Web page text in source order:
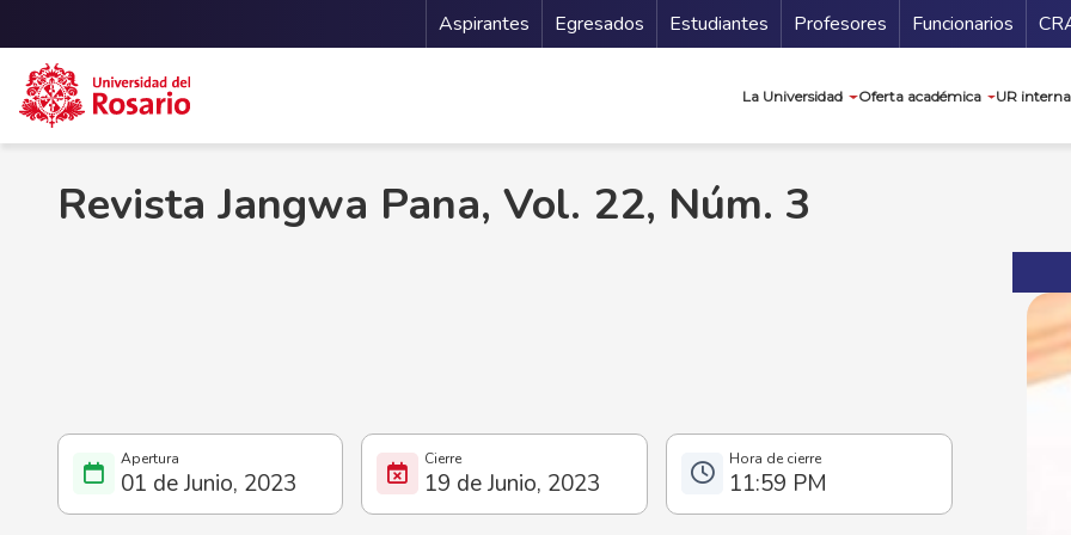
Menu Secundario
Aspirantes Egresados Estudiantes Profesores Funcionarios
La Universidad Oferta académica UR
01 de Junio, 2023 19 de Junio, 2023 11:59 PM
Revista Jangwa Pana, Vol. 22, Núm. 3